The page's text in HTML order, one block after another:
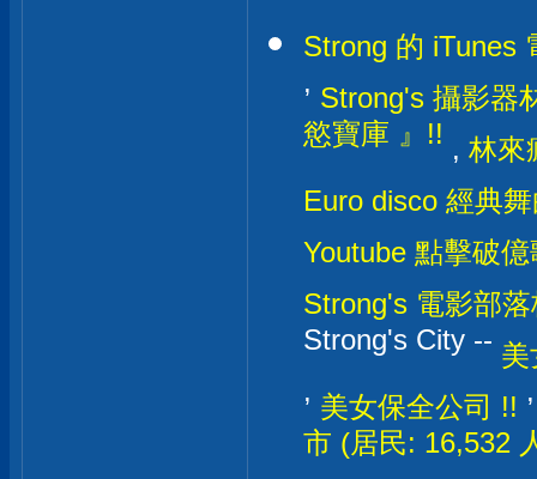
Strong 的 iTunes
, Strong's 攝影器
慾寶庫 』!! , 林來
Euro disco 經典
Youtube 點擊破
Strong's 電影部
Strong's City -- 美
, 美女保全公司 !!
市 (居民: 16,532